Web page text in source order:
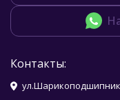
Контакты: